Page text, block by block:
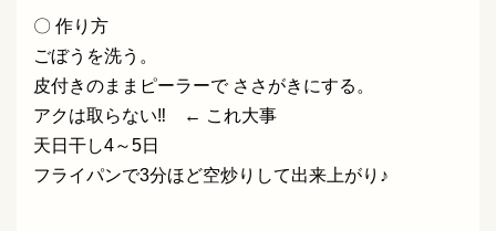
〇 作り方
ごぼうを洗う。
皮付きのままピーラーで ささがきにする。
アクは取らない‼ ← これ大事
天日干し4～5日
フライパンで3分ほど空炒りして出来上がり♪